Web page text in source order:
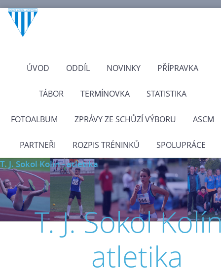
ÚVOD ODDÍL NOVINKY PŘÍPRAVKA
TÁBOR TERMÍNOVKA STATISTIKA
FOTOALBUM ZPRÁVY ZE SCHŮZÍ VÝBORU ASCM
PARTNEŘI ROZPIS TRÉNINKŮ SPOLUPRÁCE
T. J. Sokol Kolín - atletika
T. J. Sokol
atletika